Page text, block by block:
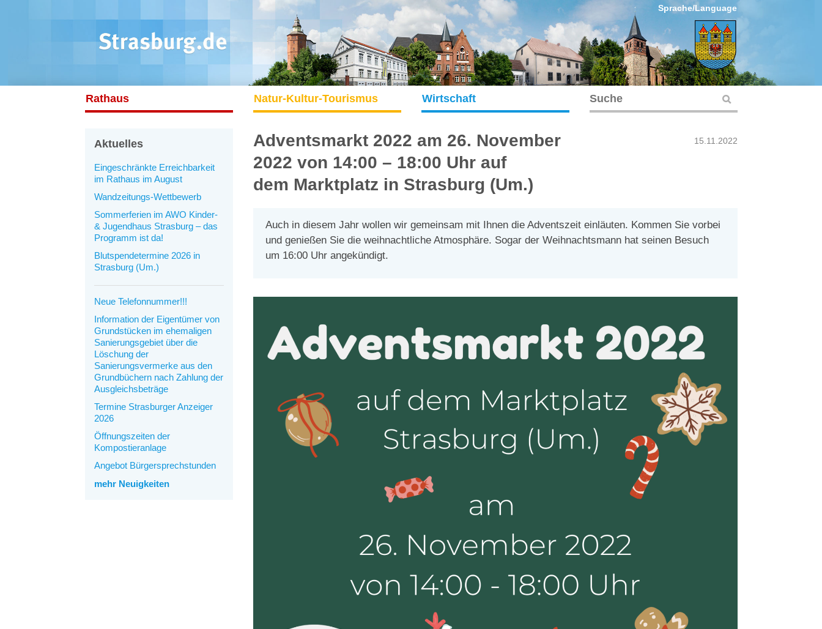
Sprache/Language
Rathaus Natur-Kultur-Tourismus Wirtschaft
Aktuelles
Eingeschränkte Erreichbarkeit
im Rathaus im August
Wandzeitungs-Wettbewerb
Sommerferien im AWO Kinder-
& Jugendhaus Strasburg – das
Programm ist da!
Blutspendetermine 2026 in
Strasburg (Um.)
Neue Telefonnummer!!!
Information der Eigentümer von
Grundstücken im ehemaligen
Sanierungsgebiet über die
Löschung der
Sanierungsvermerke aus den
Grundbüchern nach Zahlung der
Ausgleichsbeträge
Termine Strasburger Anzeiger
2026
Öffnungszeiten der
Kompostieranlage
Angebot Bürgersprechstunden
mehr Neuigkeiten
15.11.2022
Adventsmarkt 2022 am 26. November
2022 von 14:00 – 18:00 Uhr auf
dem Marktplatz in Strasburg (Um.)
Auch in diesem Jahr wollen wir gemeinsam mit Ihnen die Adventszeit einläuten. Kommen Sie vorbei
und genießen Sie die weihnachtliche Atmosphäre. Sogar der Weihnachtsmann hat seinen Besuch
um 16:00 Uhr angekündigt.